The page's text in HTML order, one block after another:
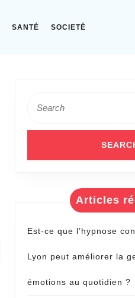
SANTÉ SOCIETÉ
for:
Articles
Est-ce que l’hypnose
Lyon peut améliorer la
émotions au quotidien ?